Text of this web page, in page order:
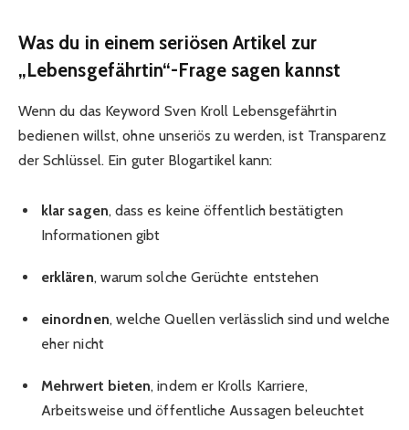
Was du in einem seriösen Artikel zur
„Lebensgefährtin“-Frage sagen kannst
Wenn du das Keyword Sven Kroll Lebensgefährtin
bedienen willst, ohne unseriös zu werden, ist Transparenz
der Schlüssel. Ein guter Blogartikel kann:
klar sagen, dass es keine öffentlich bestätigten
Informationen gibt
erklären, warum solche Gerüchte entstehen
einordnen, welche Quellen verlässlich sind und welche
eher nicht
Mehrwert bieten, indem er Krolls Karriere,
Arbeitsweise und öffentliche Aussagen beleuchtet